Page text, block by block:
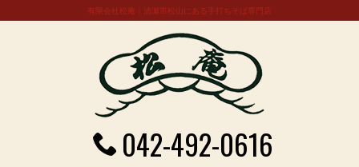
有限会社松庵｜清瀬市松山にある手打ちそば専門店
042-492-0616